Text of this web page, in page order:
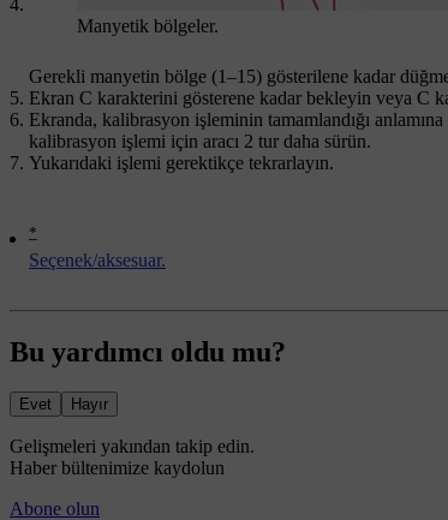
Manyetik bölgeler.
Gerekli manyetin bölge (1–15) gösterilene kadar
Ekran C karakterini gösterene kadar bekleyin veya C
Ekranda, kalibrasyon işleminin tamamlandığı
kalibrasyon işlemi için aracı 2 tur daha sürün.
Yukarıdaki işlemi gerektikçe tekrarlayın.
*
Seçenek/aksesuar.
Bu yardımcı oldu mu?
Evet Hayır